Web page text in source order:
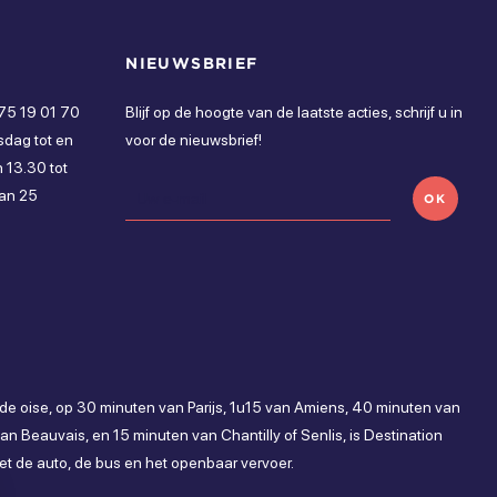
19 01 70
tot en
13.30 tot
25
NIEUWSBRIEF
Blijf op de hoogte van de laatste acties, schrijf u in
voor de nieuwsbrief!
OK
oise, op 30 minuten van Parijs, 1u15 van Amiens, 40 minuten van
Beauvais, en 15 minuten van Chantilly of Senlis, is Destination
de auto, de bus en het openbaar vervoer.